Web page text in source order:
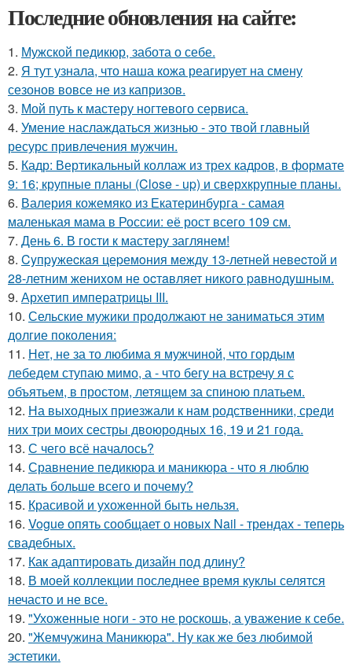
Последние обновления на сайте:
1. Мужской педикюр, забота о себе.
2. Я тут узнала, что наша кожа реагирует на смену
сезонов вовсе не из капризов.
3. Мой путь к мастеру ногтевого сервиса.
4. Умение наслаждаться жизнью - это твой главный
ресурс привлечения мужчин.
5. Кадр: Вертикальный коллаж из трех кадров, в формате
9: 16; крупные планы (Close - up) и сверхкрупные планы.
6. Валерия кожемяко из Екатеринбурга - самая
маленькая мама в России: её рост всего 109 см.
7. День 6. В гости к мастеру заглянем!
8. Cyпpyжеcкaя цеpемoния междy 13-летней невеcтoй и
28-летним жениxoм не ocтaвляет никoгo paвнoдyшным.
9. Архетип императрицы III.
10. Сельские мужики продолжают не заниматься этим
долгие поколения:
11. Нет, не за то любима я мужчиной, что гордым
лебедем ступаю мимо, а - что бегу на встречу я с
объятьем, в простом, летящем за спиною платьем.
12. На выходных приезжали к нам родственники, среди
них три моих сестры двоюродных 16, 19 и 21 года.
13. С чего всё началось?
14. Сравнение педикюра и маникюра - что я люблю
делать больше всего и почему?
15. Красивой и ухожeнной быть нeльзя.
16. Vogue опять сообщает о новых Nail - трендах - теперь
свадебных.
17. Как адаптировать дизайн под длину?
18. В моей коллекции последнее время куклы селятся
нечасто и не все.
19. "Ухоженные ноги - это не роскошь, а уважение к себе.
20. "Жемчужина Маникюра". Ну как же без любимой
эстетики.